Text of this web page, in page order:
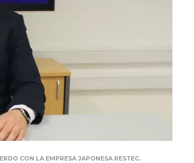
CON LA EMPRESA JAPONESA RESTEC.